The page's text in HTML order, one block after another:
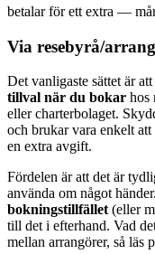
betalar för ett extra —
Via resebyrå/
Det vanligaste sättet är
tillval när du bokar hos
eller charterbolaget.
och brukar vara enkelt
en extra avgift.
Fördelen är att det är
använda om något
bokningstillfället (eller
till det i efterhand. Vad
mellan arrangörer, så läs